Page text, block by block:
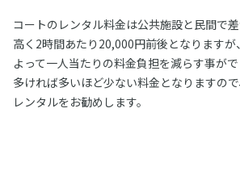
コートのレンタル料金は公共施設と民間で
高く2時間あたり20,000円前後となります
よって一人当たりの料金負担を減らす事が
多ければ多いほど少ない料金となりますの
レンタルをお勧めします。